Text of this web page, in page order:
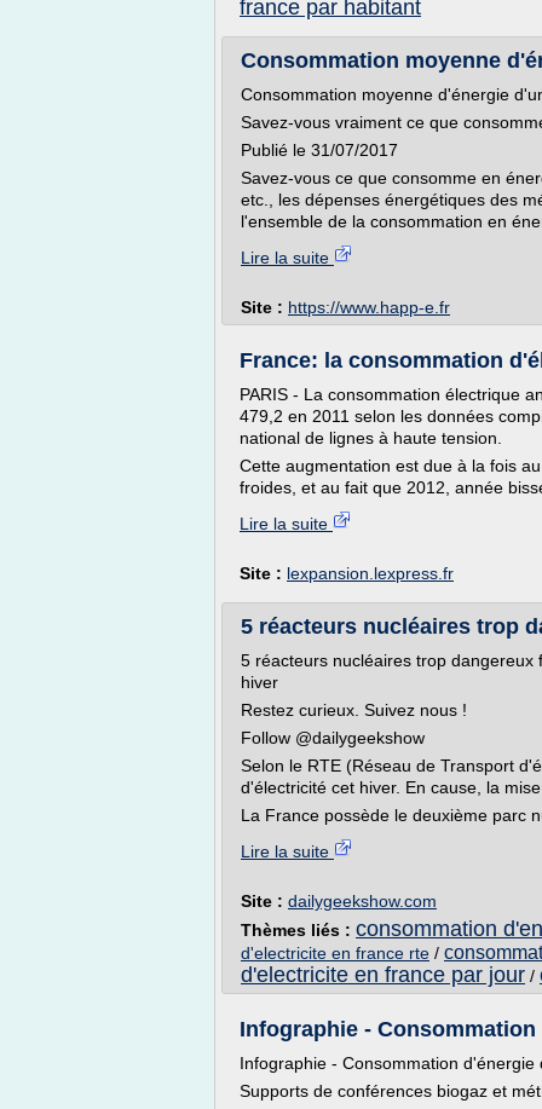
france par habitant
Consommation moyenne
Consommation moyenne d'énergie
Savez-vous vraiment ce que
Publié le 31/07/2017
Savez-vous ce que consomme en
etc., les dépenses énergétiques des
l'ensemble de la consommation en
Lire la suite
Site : https://www.happ-e.fr
France: la consommation
PARIS - La consommation électrique
479,2 en 2011 selon les données
national de lignes à haute tension.
Cette augmentation est due à la fois
froides, et au fait que 2012, année
Lire la suite
Site : lexpansion.lexpress.fr
5 réacteurs nucléaires trop
5 réacteurs nucléaires trop
hiver
Restez curieux. Suivez nous !
Follow @dailygeekshow
Selon le RTE (Réseau de Transport
d'électricité cet hiver. En cause, la
La France possède le deuxième parc
Lire la suite
Site : dailygeekshow.com
Thèmes liés : consommation
d'electricite en france rte /
d'electricite en france par jour /
Infographie -
Infographie - Consommation
Supports de conférences biogaz et